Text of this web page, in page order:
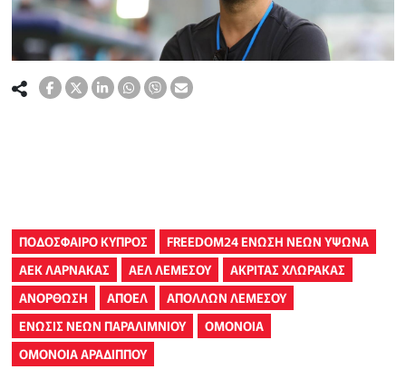
ΠΟΔΟΣΦΑΙΡΟ ΚΥΠΡΟΣ
FREEDOM24 ΕΝΩΣΗ ΝΕΩΝ ΥΨΩΝΑ
ΑΕΚ ΛΑΡΝΑΚΑΣ
ΑΕΛ ΛΕΜΕΣΟΥ
ΑΚΡΙΤΑΣ ΧΛΩΡΑΚΑΣ
ΑΝΟΡΘΩΣΗ
ΑΠΟΕΛ
ΑΠΟΛΛΩΝ ΛΕΜΕΣΟΥ
ΕΝΩΣΙΣ ΝΕΩΝ ΠΑΡΑΛΙΜΝΙΟΥ
ΟΜΟΝΟΙΑ
ΟΜΟΝΟΙΑ ΑΡΑΔΙΠΠΟΥ